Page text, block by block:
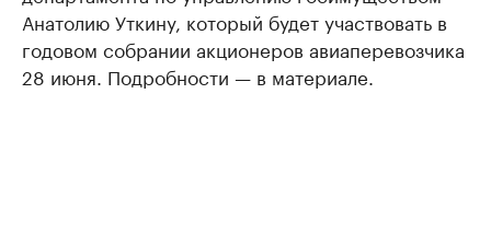
Анатолию Уткину, который будет участвовать в
годовом собрании акционеров авиаперевозчика
28 июня. Подробности — в материале.